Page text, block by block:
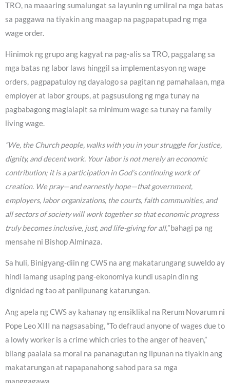
TRO, na maaaring sumalungat sa layunin ng umiiral na mga batas
sa paggawa na tiyakin ang maagap na pagpapatupad ng mga
wage order.
Hinimok ng grupo ang kagyat na pag-alis sa TRO, paggalang sa
mga batas ng labor laws hinggil sa implementasyon ng wage
orders, pagpapatuloy ng dayalogo sa pagitan ng pamahalaan, mga
employer at labor groups, at pagsusulong ng mga tunay na
pagbabagong maglalapit sa minimum wage sa tunay na family
living wage.
“We, the Church people, walks with you in your struggle for justice,
dignity, and decent work. Your labor is not merely an economic
contribution; it is a participation in God’s continuing work of
creation. We pray—and earnestly hope—that government,
employers, labor organizations, the courts, faith communities, and
all sectors of society will work together so that economic progress
truly becomes inclusive, just, and life-giving for all,”bahagi pa ng
mensahe ni Bishop Alminaza.
Sa huli, Binigyang-diin ng CWS na ang makatarungang suweldo ay
hindi lamang usaping pang-ekonomiya kundi usapin din ng
dignidad ng tao at panlipunang katarungan.
Ang apela ng CWS ay kahanay ng ensiklikal na Rerum Novarum ni
Pope Leo XIII na nagsasabing, “To defraud anyone of wages due to
a lowly worker is a crime which cries to the anger of heaven,”
bilang paalala sa moral na pananagutan ng lipunan na tiyakin ang
makatarungan at napapanahong sahod para sa mga
manggagawa.